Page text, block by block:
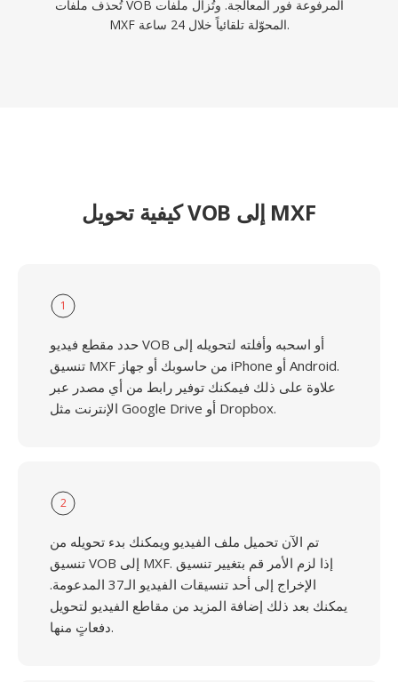
تُحذف ملفات VOB المرفوعة فور المعالجة. وتُزال ملفات
MXF المحوّلة تلقائياً خلال 24 ساعة.
كيفية تحويل VOB إلى MXF
1
حدد مقطع فيديو VOB أو اسحبه وأفلته لتحويله إلى
تنسيق MXF من حاسوبك أو جهاز iPhone أو Android.
علاوة على ذلك فيمكنك توفير رابط من أي مصدر عبر
الإنترنت مثل Google Drive أو Dropbox.
2
تم الآن تحميل ملف الفيديو ويمكنك بدء تحويله من
تنسيق VOB إلى MXF. إذا لزم الأمر قم بتغيير تنسيق
الإخراج إلى أحد تنسيقات الفيديو الـ37 المدعومة.
يمكنك بعد ذلك إضافة المزيد من مقاطع الفيديو لتحويل
دفعاتٍ منها.